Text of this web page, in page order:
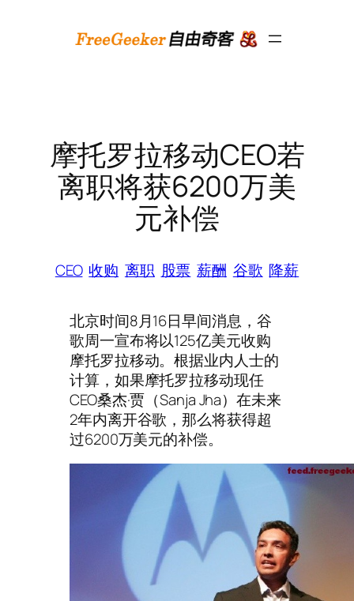
摩托罗拉移动CEO若
离职将获6200万美
元补偿
CEO 收购 离职 股票 薪酬 谷歌 降薪
北京时间8月16日早间消息，谷
歌周一宣布将以125亿美元收购
摩托罗拉移动。根据业内人士的
计算，如果摩托罗拉移动现任
CEO桑杰·贾（Sanja Jha）在未来
2年内离开谷歌，那么将获得超
过6200万美元的补偿。